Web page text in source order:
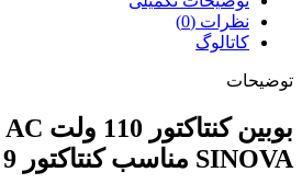
نظرات (0)
کاتالوگ
توضیحات
SINOVA مناسب کنتاکتور 9 الی 25 آمپر